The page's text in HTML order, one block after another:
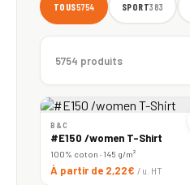
TOUS5754 SPORT383
5754 produits
B&C
#E150 /women T-Shirt
100% coton · 145 g/m²
À partir de 2,22€ / u. HT